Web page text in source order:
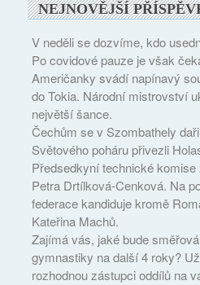
NEJNOVĚJŠÍ
V neděli se dozvíme, kdo
Po covidové pauze je však
Američanky svádí napínavý
do Tokia. Národní mistrovství
největší šance.
Čechům se v Szombathely
Světového poháru přivezli
Předsedkyní technické komise
Petra Drtílková-Cenková. Na
federace kandiduje kromě
Kateřina Machů.
Zajímá vás, jaké bude
gymnastiky na další 4 roky?
rozhodnou zástupci oddílů na